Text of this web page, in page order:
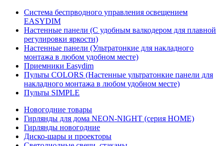
Система беспрводного управления освещением
EASYDIM
Настенные панели (С удобным валкодером для плавной
регулировки яркости)
Настенные панели (Ультратонкие для накладного
монтажа в любом удобном месте)
Приемники Easydim
Пульты COLORS (Настенные ультратонкие панели для
накладного монтажа в любом удобном месте)
Пульты SIMPLE
Новогодние товары
Гирлянды для дома NEON-NIGHT (серия HOME)
Гирлянды новогодние
Диско-шары и проекторы